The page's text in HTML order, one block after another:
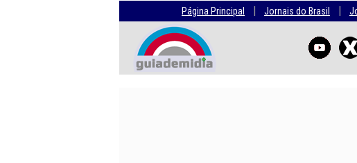
Página Principal | Jornais do Brasil |